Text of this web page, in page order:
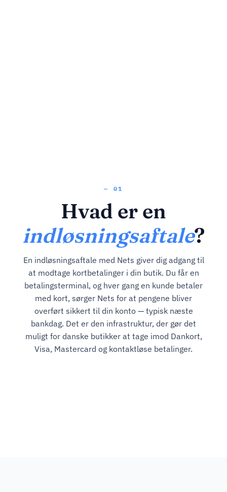
— 01
Hvad er en
indløsningsaftale?
En indløsningsaftale med Nets giver dig adgang til
at modtage kortbetalinger i din butik. Du får en
betalingsterminal, og hver gang en kunde betaler
med kort, sørger Nets for at pengene bliver
overført sikkert til din konto — typisk næste
bankdag. Det er den infrastruktur, der gør det
muligt for danske butikker at tage imod Dankort,
Visa, Mastercard og kontaktløse betalinger.